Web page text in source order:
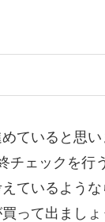
ていると思
チェックを行
ているよう
って出ましょ